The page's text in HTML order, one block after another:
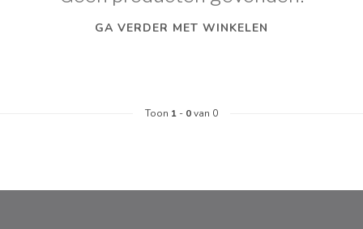
GA VERDER MET WINKELEN
Toon 1 - 0van 0